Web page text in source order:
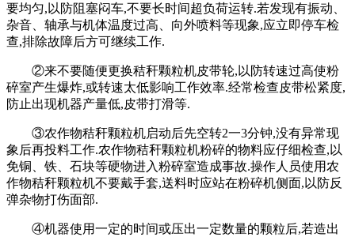
要均匀,以防阻塞闷车,不要长时间超负荷运转.若发现有振动、
杂音、轴承与机体温度过高、向外喷料等现象,应立即停车检
查,排除故障后方可继续工作.
②来不要随便更换秸秆颗粒机皮带轮,以防转速过高使粉
碎室产生爆炸,或转速太低影响工作效率.经常检查皮带松紧度,
防止出现机器产量低,皮带打滑等.
③农作物秸秆颗粒机启动后先空转2一3分钟,没有异常现
象后再投料工作.农作物秸秆颗粒机粉碎的物料应仔细检查,以
免铜、铁、石块等硬物进入粉碎室造成事故.操作人员使用农
作物秸秆颗粒机不要戴手套,送料时应站在粉碎机侧面,以防反
弹杂物打伤面部.
④机器使用一定的时间或压出一定数量的颗粒后,若造出